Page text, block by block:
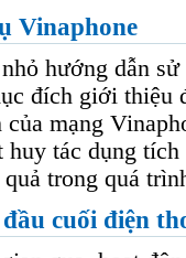
Vinaphone
hướng dẫn
đích giới thiệu
mạng
huy tác dụng
trong quá
cuối điện